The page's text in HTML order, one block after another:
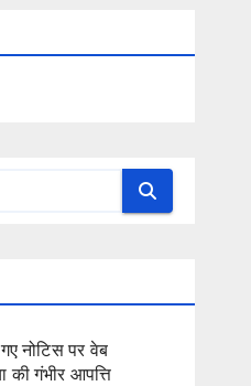
नोटिस पर वेब
गंभीर आपत्ति